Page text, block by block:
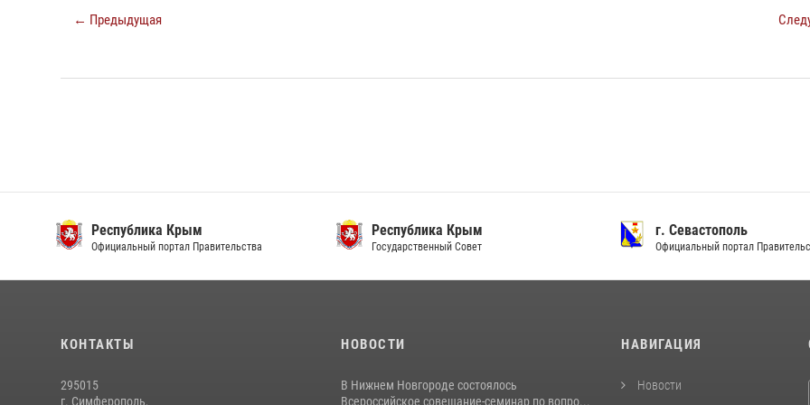
← Предыдущая
Республика Крым
Официальный портал Правительства
Республика Крым
Государственный Совет
г. Севастополь
Официальный портал
КОНТАКТЫ
295015
г. Симферополь,
НОВОСТИ
В Нижнем Новгороде состоялось
Всероссийское совещание-семинар по вопро...
НАВИГАЦИЯ
Новости